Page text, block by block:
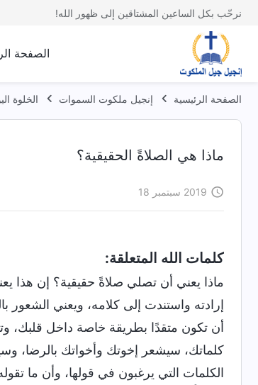
نرحّب بكل الساعين المشتاقين إلى ظهور الله!
الصفحة
الصفحة الرئيسية إنجيل ملكوت السموات الخلوة
ماذا هي الصلاةً الحقيقية؟
2019 سبتمبر 18
كلمات الله المتعلقة:
ماذا يعني أن تصلي صلاةً حقيقية؟ إن هذا
إرادته واستندت إلى كلامه، ويعني الشعور
أن تكون متقدًا بطريقة خاصة داخل قلبك،
كلماتك، سيشعر إخوتك وأخواتك بالرضا،
الكلمات التي يرغبون في قولها، وأن ما